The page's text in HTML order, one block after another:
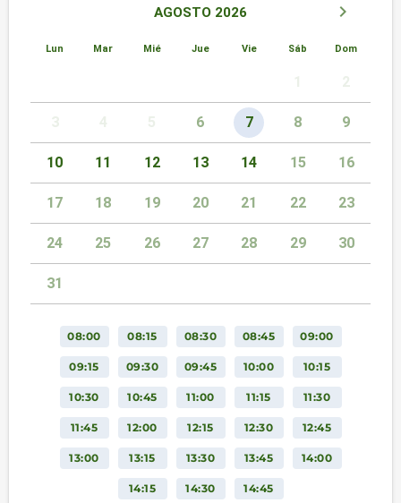
AGOSTO 2026 keyboard_arrow_right
Lun Mar Mié Jue Vie Sáb Dom
6 7 8 9
10 11 12 13 14 15 16
17 18 19 20 21 22 23
24 25 26 27 28 29 30
31
08:00 08:15 08:30 08:45 09:00
09:15 09:30 09:45 10:00 10:15
10:30 10:45 11:00 11:15 11:30
11:45 12:00 12:15 12:30 12:45
13:00 13:15 13:30 13:45 14:00
14:15 14:30 14:45